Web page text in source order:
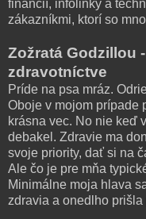
financií, infolinky a
zákazníkmi, ktorí so
Zožratá Godzillou
zdravotníctve
Príde na psa mráz.
Oboje v mojom prípade
krásna vec. No nie keď
debakel. Zdravie ma
svoje priority, dať si na
Ale čo je pre mňa
Minimálne moja hlava
zdravia a onedlho